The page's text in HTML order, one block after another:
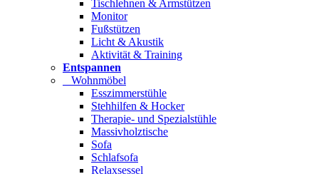
Tischlehnen & Armstützen
Monitor
Fußstützen
Licht & Akustik
Aktivität & Training
Entspannen
Wohnmöbel
Esszimmerstühle
Stehhilfen & Hocker
Therapie- und Spezialstühle
Massivholztische
Sofa
Schlafsofa
Relaxsessel